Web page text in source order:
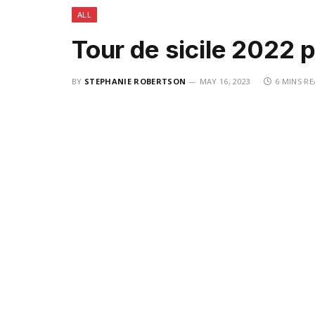
ALL
Tour de sicile 2022
BY STEPHANIE ROBERTSON MAY 16, 2023 6 MINS